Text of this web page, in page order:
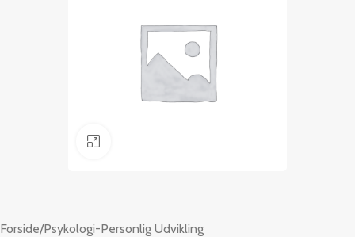
Forside/Psykologi-Personlig Udvikling